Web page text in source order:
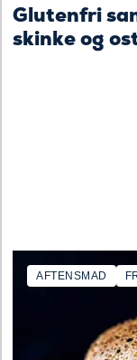
Glutenfri
skinke og
AFTENSMAD